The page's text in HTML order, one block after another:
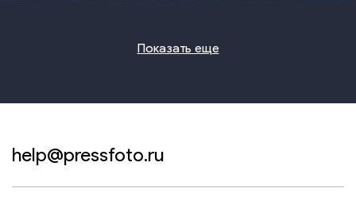
Показать еще
help@pressfoto.ru